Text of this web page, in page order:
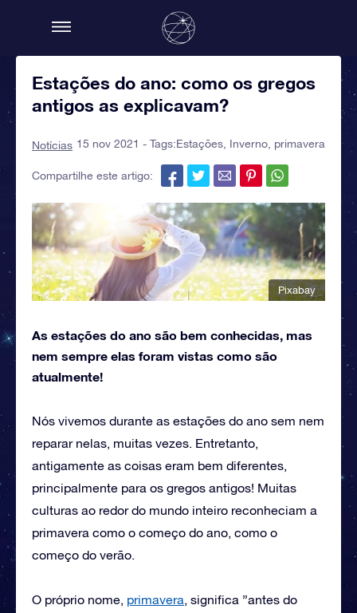
Estações do ano: como os gregos
antigos as explicavam?
Notícias 15 nov 2021 - Tags:Estações Inverno primavera
Compartilhe este artigo:
Pixabay
As estações do ano são bem conhecidas, mas
nem sempre elas foram vistas como são
atualmente!
Nós vivemos durante as estações do ano sem nem
reparar nelas, muitas vezes. Entretanto,
antigamente as coisas eram bem diferentes,
principalmente para os gregos antigos! Muitas
culturas ao redor do mundo inteiro reconheciam a
primavera como o começo do ano, como o
começo do verão.
O próprio nome, primavera, significa ”antes do